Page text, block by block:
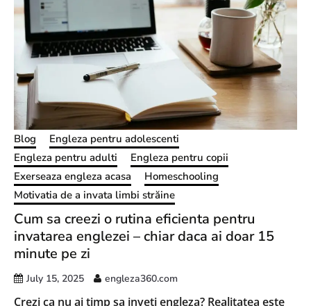
Blog
Engleza pentru adolescenti
Engleza pentru adulti
Engleza pentru copii
Exerseaza engleza acasa
Homeschooling
Motivatia de a invata limbi străine
Cum sa creezi o rutina eficienta pentru
invatarea englezei – chiar daca ai doar 15
minute pe zi
July 15, 2025 engleza360.com
Crezi ca nu ai timp sa inveti engleza? Realitatea este